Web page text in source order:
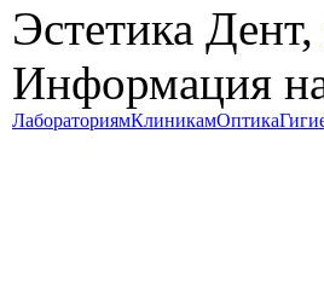
Эстетика Дент,
Информация
ЛабораториямКлиникамОптика